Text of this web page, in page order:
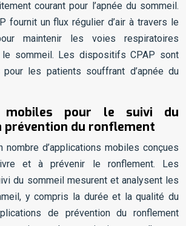
courant pour l’apnée du sommeil.
fournit un flux régulier d’air à travers le
maintenir les voies respiratoires
le sommeil. Les dispositifs CPAP sont
les patients souffrant d’apnée du
mobiles pour le suivi du
prévention du ronflement
nombre d’applications mobiles conçues
et à prévenir le ronflement. Les
du sommeil mesurent et analysent les
y compris la durée et la qualité du
de prévention du ronflement